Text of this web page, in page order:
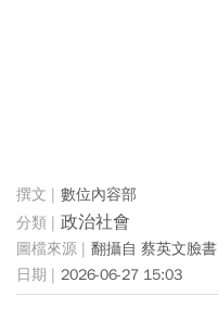
數位內容部
政治社會
翻攝自 蔡英文臉書
2026-06-27 15:03